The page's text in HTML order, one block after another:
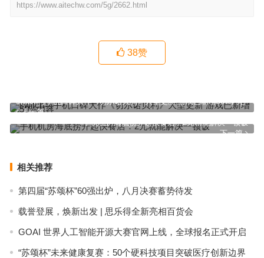
https://www.aitechw.com/5g/2662.html
38赞
上一篇
switch与手机口碑大作《切尔诺贝利》大型更新 游戏已新增50%内容
下一篇
手机机房海底捞开起快餐店：2元就能解决一顿饭
相关推荐
第四届“苏颂杯”60强出炉，八月决赛蓄势待发
载誉登展，焕新出发 | 思乐得全新亮相百货会
GOAI 世界人工智能开源大赛官网上线，全球报名正式开启
“苏颂杯”未来健康复赛：50个硬科技项目突破医疗创新边界